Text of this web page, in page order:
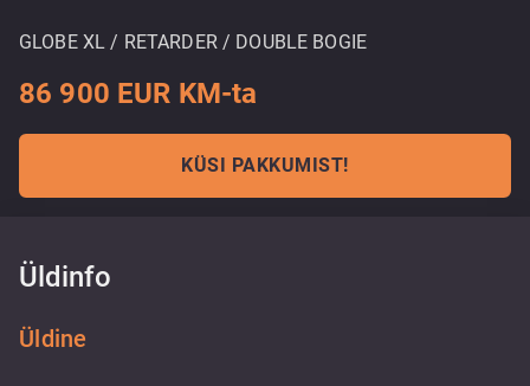
GLOBE XL / RETARDER / DOUBLE BOGIE
86 900 EUR KM-ta
KÜSI PAKKUMIST!
Üldinfo
Üldine